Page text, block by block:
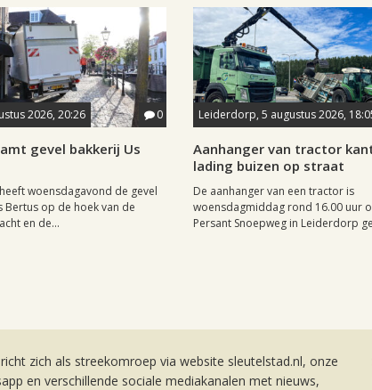
2026, 20:26 0
gevel bakkerij Us
woensdagavond de gevel
Bertus op de hoek van de
en de...
Leiderdorp, 5 augustus 2026,
Aanhanger van tractor
lading buizen op straat
De aanhanger van een tractor is
woensdagmiddag rond 16.00 uur
Persant Snoepweg in Leiderdorp
richt zich als streekomroep via website sleutelstad.nl, onze
en verschillende sociale mediakanalen met nieuws,